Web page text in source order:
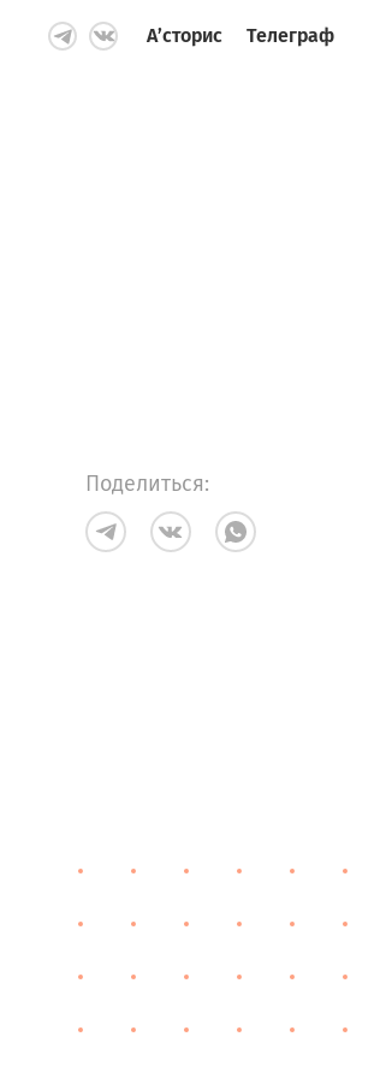
А’сторис Телеграф
Поделиться: